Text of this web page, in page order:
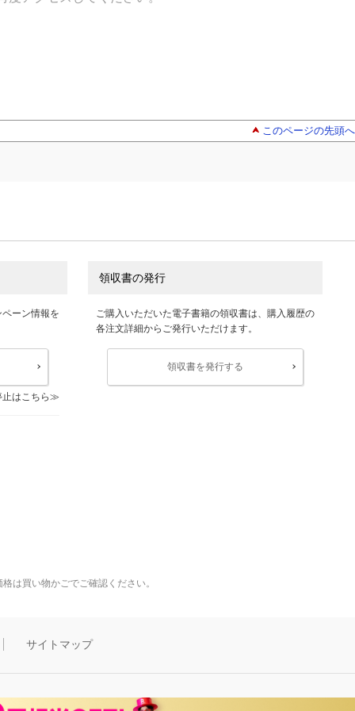
このページの先頭へ
ーン情報を
はこちら
領収書の発行
ご購入いただいた電子書籍の領収書は、購入履歴の
各注文詳細からご発行いただけます。
領収書を発行する
は買い物かごでご確認ください。
サイトマップ